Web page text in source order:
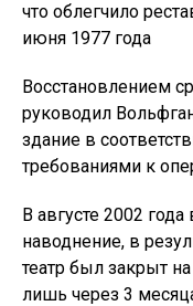
что облегчило
июня 1977 года
Восстановлением
руководил
здание в
требованиями к
В августе 2002
наводнение, в
театр был закрыт
лишь через 3